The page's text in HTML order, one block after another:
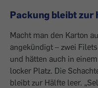
Packung bleibt zur
Macht man den Karton
angekündigt – zwei
und hätten auch in
locker Platz. Die
bleibt zur Hälfte leer.